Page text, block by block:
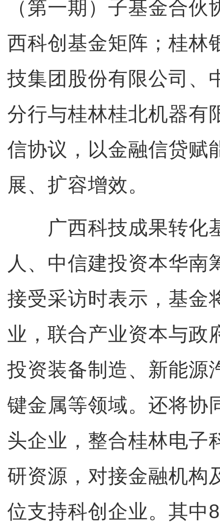
（第一期）子基金合
西科创基金矩阵；桂林
技集团股份有限公司、
分行与桂林桂北机器有
信协议，以金融信贷赋
展、扩容增效。
广西科技成果转化
人、中信建投资本华南
接受采访时表示，基金
业，联合产业资本与政
投资装备制造、新能源
键金属等领域。还将协
头企业，整合桂林电子
研资源，对接金融机构
位支持科创企业。其中